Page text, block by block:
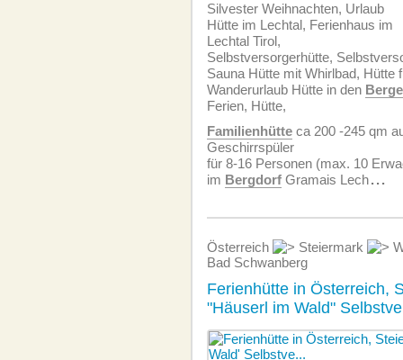
Silvester Weihnachten, Urlaub
Hütte im Lechtal, Ferienhaus im
Lechtal Tirol,
Selbstversorgerhütte,
Sauna Hütte mit Whirlbad, Hütte
Wanderurlaub Hütte in den
Ferien, Hütte,
Familienhütte ca 200 -245 qm
Geschirrspüler
für 8-16 Personen (max. 10
im Bergdorf Gramais Lech...
Österreich Steiermark
Bad Schwanberg
Ferienhütte in Österreich,
"Häuserl im Wald"